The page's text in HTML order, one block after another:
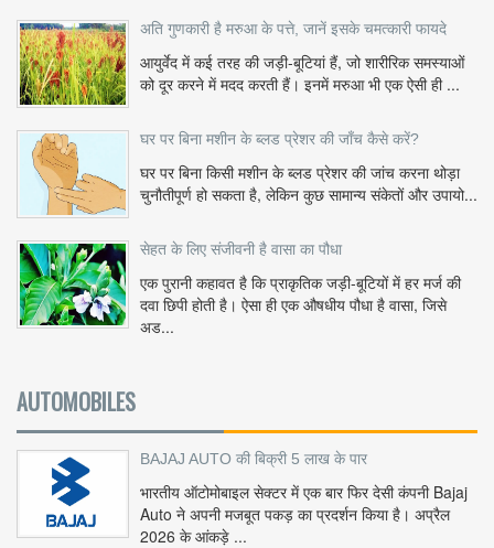
अति गुणकारी है मरुआ के पत्ते, जानें इसके चमत्कारी फायदे
आयुर्वेद में कई तरह की जड़ी-बूटियां हैं, जो शारीरिक समस्याओं
को दूर करने में मदद करती हैं। इनमें मरुआ भी एक ऐसी ही ...
घर पर बिना मशीन के ब्लड प्रेशर की जाँच कैसे करें?
घर पर बिना किसी मशीन के ब्लड प्रेशर की जांच करना थोड़ा
चुनौतीपूर्ण हो सकता है, लेकिन कुछ सामान्य संकेतों और उपायो...
सेहत के लिए संजीवनी है वासा का पौधा
एक पुरानी कहावत है कि प्राकृतिक जड़ी-बूटियों में हर मर्ज की
दवा छिपी होती है। ऐसा ही एक औषधीय पौधा है वासा, जिसे
अड...
AUTOMOBILES
BAJAJ AUTO की बिक्री 5 लाख के पार
भारतीय ऑटोमोबाइल सेक्टर में एक बार फिर देसी कंपनी Bajaj
Auto ने अपनी मजबूत पकड़ का प्रदर्शन किया है। अप्रैल
2026 के आंकड़े ...